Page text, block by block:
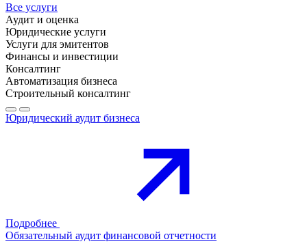
Все услуги
Аудит и оценка
Юридические услуги
Услуги для эмитентов
Финансы и инвестиции
Консалтинг
Автоматизация бизнеса
Строительный консалтинг
Юридический аудит бизнеса
Подробнее
Обязательный аудит финансовой отчетности